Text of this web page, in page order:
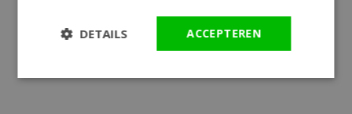
ACCEPTEREN
DETAILS